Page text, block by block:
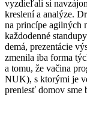
vyzdieľali si
kreslení a analýze.
na princípe agilných
každodenné
demá, prezentácie
zmenila iba forma
a tomu, že vačina
NUK), s ktorými je
preniesť domov sme